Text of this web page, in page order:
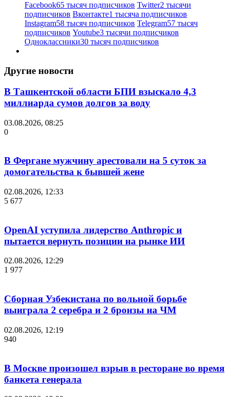
Facebook65 тысяч подписчиков Twitter2 тысячи
подписчиков Вконтакте1 тысяча подписчиков
Instagram58 тысяч подписчиков Telegram57 тысяч
подписчиков Youtube3 тысячи подписчиков
Одноклассники30 тысяч подписчиков
Другие новости
В Ташкентской области БПИ взыскало 4,3
миллиарда сумов долгов за воду
03.08.2026, 08:25
0
В Фергане мужчину арестовали на 5 суток за
домогательства к бывшей жене
02.08.2026, 12:33
5 677
OpenAI уступила лидерство Anthropic и
пытается вернуть позиции на рынке ИИ
02.08.2026, 12:29
1 977
Сборная Узбекистана по вольной борьбе
выиграла 2 серебра и 2 бронзы на ЧМ
02.08.2026, 12:19
940
В Москве произошел взрыв в ресторане во время
банкета генерала